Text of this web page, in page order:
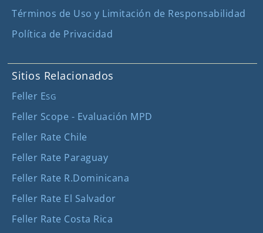
Términos de Uso y Limitación de Responsabilidad
Política de Privacidad
Sitios Relacionados
Feller ESG
Feller Scope - Evaluación MPD
Feller Rate Chile
Feller Rate Paraguay
Feller Rate R.Dominicana
Feller Rate El Salvador
Feller Rate Costa Rica